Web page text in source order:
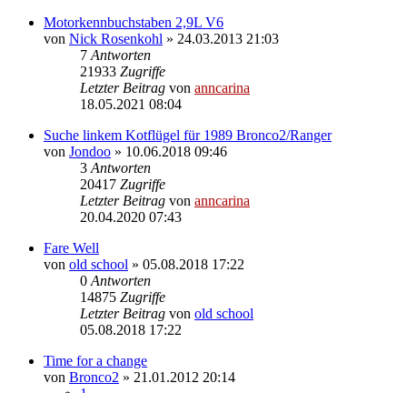
Motorkennbuchstaben 2,9L V6
von Nick Rosenkohl » 24.03.2013 21:03
7 Antworten
21933 Zugriffe
Letzter Beitrag von anncarina
18.05.2021 08:04
Suche linkem Kotflügel für 1989 Bronco2/Ranger
von Jondoo » 10.06.2018 09:46
3 Antworten
20417 Zugriffe
Letzter Beitrag von anncarina
20.04.2020 07:43
Fare Well
von old school » 05.08.2018 17:22
0 Antworten
14875 Zugriffe
Letzter Beitrag von old school
05.08.2018 17:22
Time for a change
von Bronco2 » 21.01.2012 20:14